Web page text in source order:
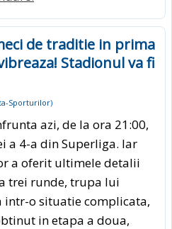
de traditie in prima
Stadionul va fi
Sporturilor)
azi, de la ora 21:00,
a 4-a din Superliga. Iar
a oferit ultimele detalii
trei runde, trupa lui
intr-o situatie complicata,
in etapa a doua,